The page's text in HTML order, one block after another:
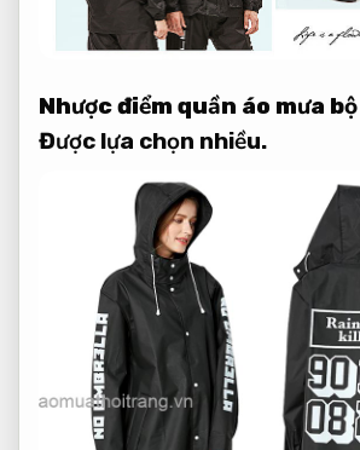
Nhược điểm quần áo mưa
Được lựa chọn nhiều.